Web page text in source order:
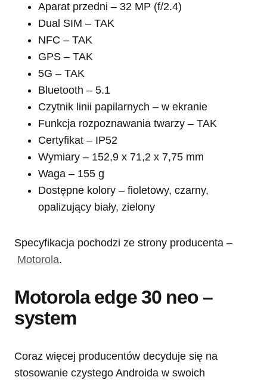
Aparat przedni – 32 MP (f/2.4)
Dual SIM – TAK
NFC – TAK
GPS – TAK
5G – TAK
Bluetooth – 5.1
Czytnik linii papilarnych – w ekranie
Funkcja rozpoznawania twarzy – TAK
Certyfikat – IP52
Wymiary – 152,9 x 71,2 x 7,75 mm
Waga – 155 g
Dostępne kolory – fioletowy, czarny,
opalizujący biały, zielony
Specyfikacja pochodzi ze strony producenta –
Motorola.
Motorola edge 30 neo –
system
Coraz więcej producentów decyduje się na
stosowanie czystego Androida w swoich